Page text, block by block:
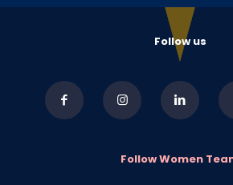
Follow us
Follow Women